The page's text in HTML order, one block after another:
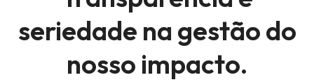
seriedade na gestãodo
nosso impacto.